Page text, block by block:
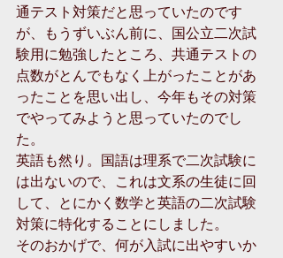
通テスト対策だと思っていたのです
が、もうずいぶん前に、国公立二次試
験用に勉強したところ、共通テストの
点数がとんでもなく上がったことがあ
ったことを思い出し、今年もその対策
でやってみようと思っていたのでし
た。
英語も然り。国語は理系で二次試験に
は出ないので、これは文系の生徒に回
して、とにかく数学と英語の二次試験
対策に特化することにしました。
そのおかげで、何が入試に出やすいか